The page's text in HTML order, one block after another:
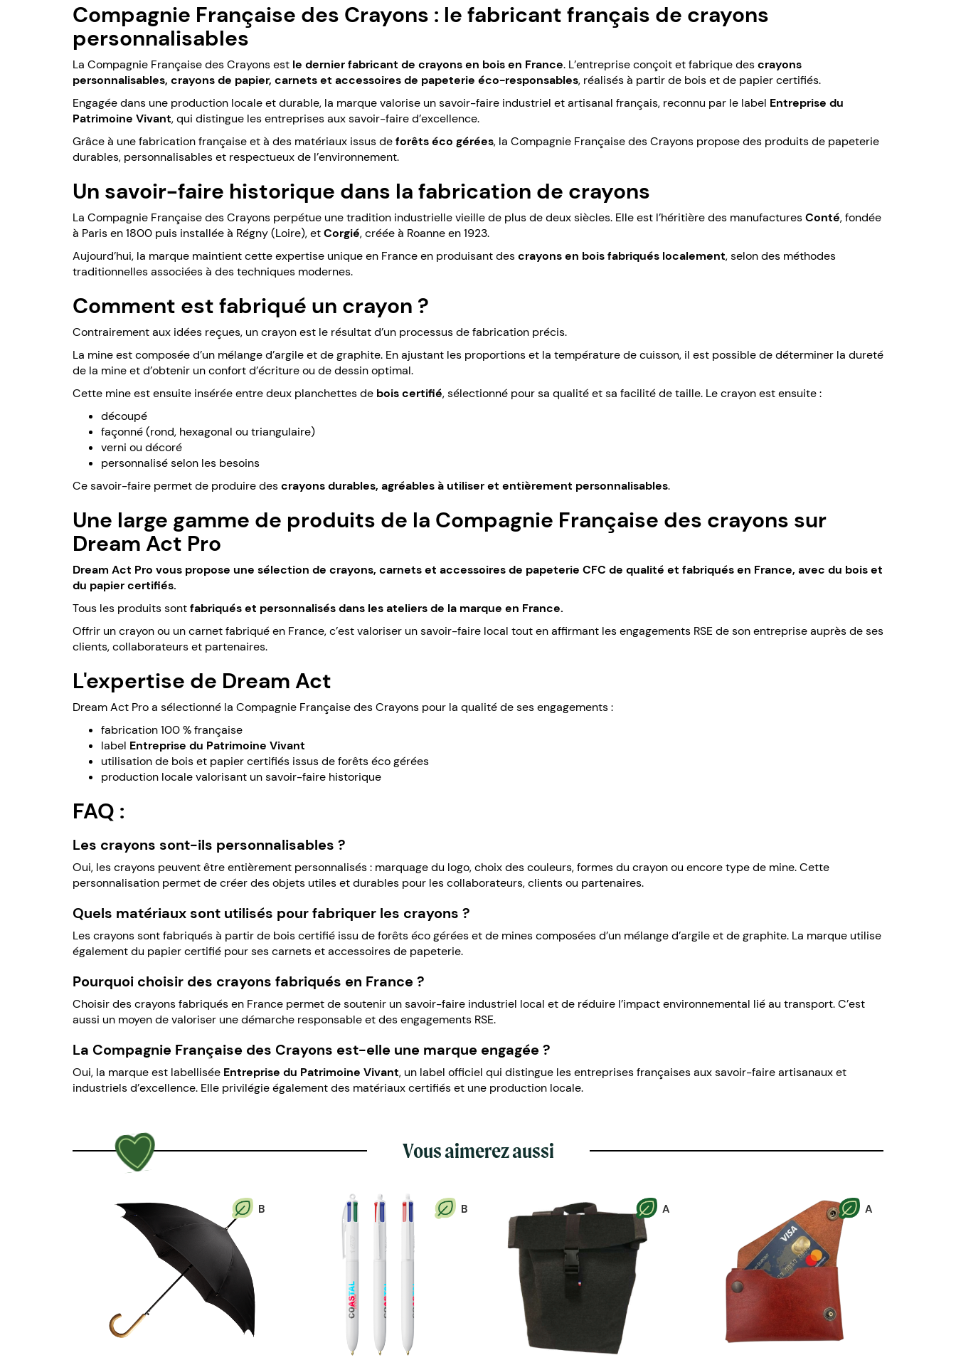
Compagnie Française des Crayons : le fabricant français de crayons
personnalisables
La Compagnie Française des Crayons est le dernier fabricant de crayons en bois en France. L’entreprise conçoit et fabrique descrayons
personnalisables, crayons de papier, carnets et accessoires de papeterie éco-responsables, réalisés à partir de bois et de papier certifiés.
Engagée dans une production locale et durable, la marque valorise un savoir-faire industriel et artisanal français, reconnu par le label Entreprise du
Patrimoine Vivant, qui distingue les entreprises aux savoir-faire d’excellence.
Grâce à une fabrication française et à des matériaux issus deforêts éco gérées, la Compagnie Française des Crayons propose des produits de papeterie
durables, personnalisables et respectueux de l’environnement.
Un savoir-faire historique dans la fabrication de crayons
La Compagnie Française des Crayons perpétue une tradition industrielle vieille de plus de deux siècles. Elle est l’héritière des manufacturesConté, fondée
à Paris en 1800 puis installée à Régny (Loire), etCorgié, créée à Roanne en 1923.
Aujourd’hui, la marque maintient cette expertise unique en France en produisant descrayons en bois fabriqués localement, selon des méthodes
traditionnelles associées à des techniques modernes.
Comment est fabriqué un crayon ?
Contrairement aux idées reçues, un crayon est le résultat d’un processus de fabrication précis.
La mine est composée d’un mélange d’argile et de graphite. En ajustant les proportions et la température de cuisson, il est possible de déterminer la dureté
de la mine et d’obtenir un confort d’écriture ou de dessin optimal.
Cette mine est ensuite insérée entre deux planchettes de bois certifié, sélectionné pour sa qualité et sa facilité de taille. Le crayon est ensuite :
découpé
façonné (rond, hexagonal ou triangulaire)
verni ou décoré
personnalisé selon les besoins
Ce savoir-faire permet de produire descrayons durables, agréables à utiliser et entièrement personnalisables.
Une large gamme de produits de la Compagnie Française des crayons sur
Dream Act Pro
Dream Act Pro vous propose une sélection de crayons, carnets et accessoires de papeterie CFC de qualité et fabriqués en France, avec du bois et
du papier certifiés.
Tous les produits sontfabriqués et personnalisés dans les ateliers de la marque en France.
Offrir un crayon ou un carnet fabriqué en France, c’est valoriser un savoir-faire local tout en affirmant les engagements RSE de son entreprise auprès de ses
clients, collaborateurs et partenaires.
L'expertise de Dream Act
Dream Act Pro a sélectionné la Compagnie Française des Crayons pour la qualité de ses engagements :
fabrication 100 % française
label Entreprise du Patrimoine Vivant
utilisation de bois et papier certifiés issus de forêts éco gérées
production locale valorisant un savoir-faire historique
FAQ :
Les crayons sont-ils personnalisables ?
Oui, les crayons peuvent être entièrement personnalisés : marquage du logo, choix des couleurs, formes du crayon ou encore type de mine. Cette
personnalisation permet de créer des objets utiles et durables pour les collaborateurs, clients ou partenaires.
Quels matériaux sont utilisés pour fabriquer les crayons ?
Les crayons sont fabriqués à partir de bois certifié issu de forêts éco gérées et de mines composées d’un mélange d’argile et de graphite. La marque utilise
également du papier certifié pour ses carnets et accessoires de papeterie.
Pourquoi choisir des crayons fabriqués en France ?
Choisir des crayons fabriqués en France permet de soutenir un savoir-faire industriel local et de réduire l’impact environnemental lié au transport. C’est
aussi un moyen de valoriser une démarche responsable et des engagements RSE.
La Compagnie Française des Crayons est-elle une marque engagée ?
Oui, la marque est labellisée Entreprise du Patrimoine Vivant, un label officiel qui distingue les entreprises françaises aux savoir-faire artisanaux et
industriels d’excellence. Elle privilégie également des matériaux certifiés et une production locale.
Vous aimerez aussi
B B A A